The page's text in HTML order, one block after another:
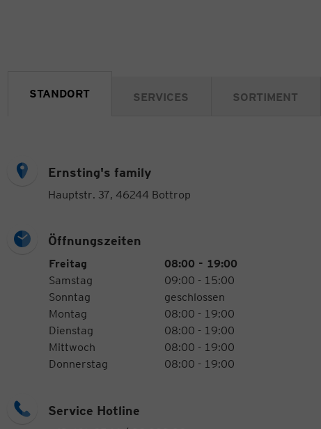
STANDORT SERVICES SORTIMENT
Ernsting's family
Hauptstr. 37, 46244 Bottrop
Öffnungszeiten
Öffnungszeiten
Wochentag
Freitag
08:00 - 19:00
Samstag
09:00 - 15:00
Sonntag
geschlossen
Montag
08:00 - 19:00
Dienstag
08:00 - 19:00
Mittwoch
08:00 - 19:00
Donnerstag
08:00 - 19:00
Service Hotline